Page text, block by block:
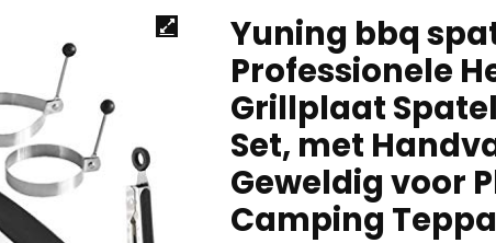
Yuning bbq
Professionele
Grillplaat
Set, met
Geweldig voor
Camping